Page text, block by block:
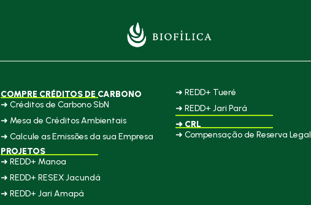
COMPRE CRÉDITOS DE CARBONO
➜ Créditos de Carbono SbN
➜ Mesa de Créditos Ambientais
➜ Calcule as Emissões da sua Empresa
PROJETOS
➜ REDD+ Manoa
➜ REDD+ RESEX Jacundá
➜ REDD+ Jari Amapá
➜ REDD+ Tueré
➜ REDD+ Jari Pará
➜ CRL
➜ Compensação de Reserva Legal